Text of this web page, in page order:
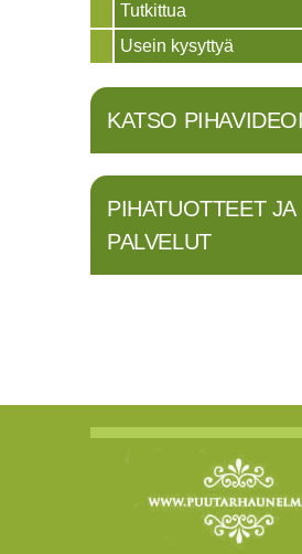
Tutkittua
Usein kysyttyä
KATSO
PIHATUOTTEET JA
PALVELUT